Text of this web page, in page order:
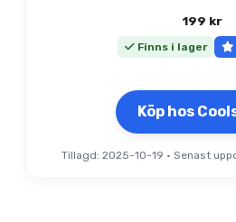
199 kr
Finns i lager
Köp hos
Tillagd: 2025-10-19 • Senast